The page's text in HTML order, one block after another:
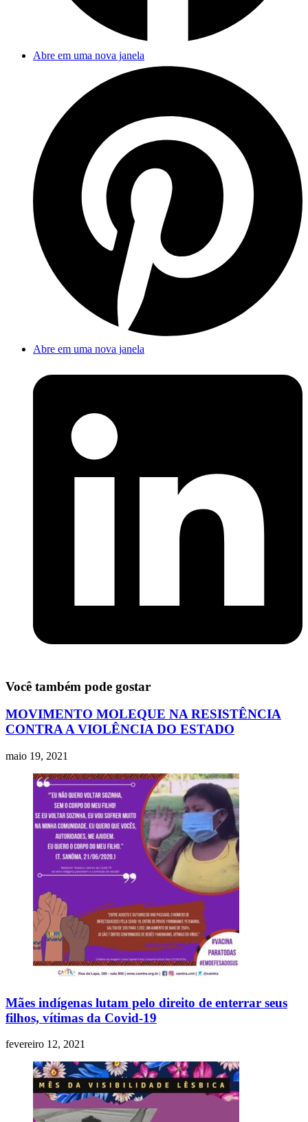
Abre em uma nova janela
Abre em uma nova janela
Você também pode gostar
MOVIMENTO MOLEQUE NA RESISTÊNCIA
CONTRA A VIOLÊNCIA DO ESTADO
maio 19, 2021
Mães indígenas lutam pelo direito de enterrar seus
filhos, vítimas da Covid-19
fevereiro 12, 2021